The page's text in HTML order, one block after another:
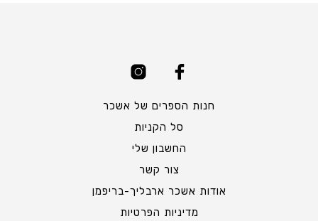
חנות הספרים של אשכר
סל הקניות
החשבון שלי
צור קשר
אודות אשכר ארבליך-בריפמן
מדיניות הפרטיות